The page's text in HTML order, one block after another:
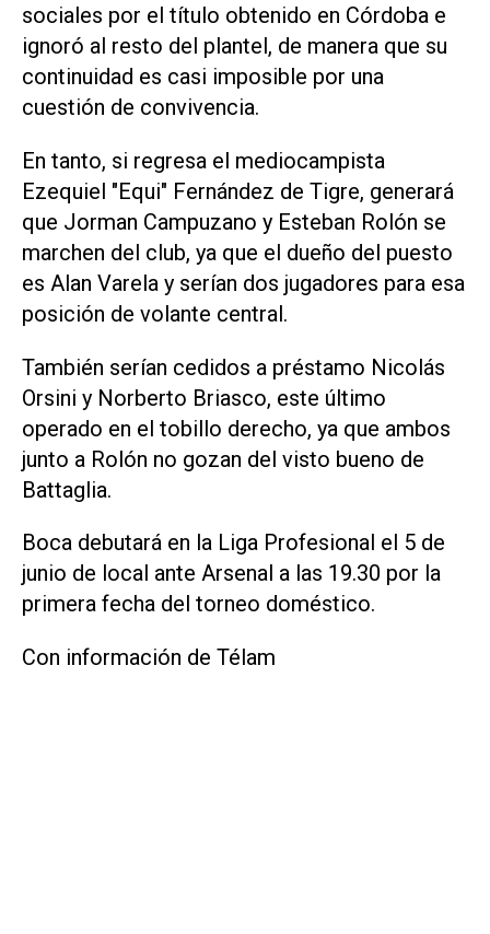
sociales por el título obtenido en Córdoba e
ignoró al resto del plantel, de manera que su
continuidad es casi imposible por una
cuestión de convivencia.
En tanto, si regresa el mediocampista
Ezequiel "Equi" Fernández de Tigre, generará
que Jorman Campuzano y Esteban Rolón se
marchen del club, ya que el dueño del puesto
es Alan Varela y serían dos jugadores para esa
posición de volante central.
También serían cedidos a préstamo Nicolás
Orsini y Norberto Briasco, este último
operado en el tobillo derecho, ya que ambos
junto a Rolón no gozan del visto bueno de
Battaglia.
Boca debutará en la Liga Profesional el 5 de
junio de local ante Arsenal a las 19.30 por la
primera fecha del torneo doméstico.
Con información de Télam